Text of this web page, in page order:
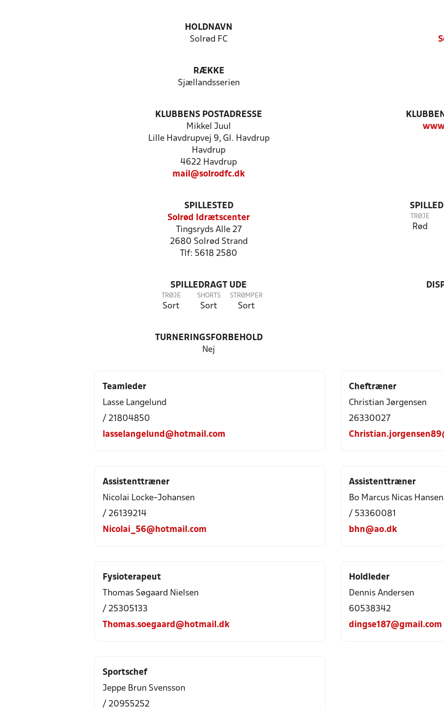
HOLDNAVN
Solrød FC
RÆKKE
Sjællandsserien
KLUBBENS POSTADRESSE
Mikkel Juul
Lille Havdrupvej 9, Gl. Havdrup
Havdrup
4622 Havdrup
mail@solrodfc.dk
SPILLESTED
Solrød Idrætscenter
Tingsryds Alle 27
2680 Solrød Strand
Tlf: 5618 2580
TRØJE
Rød
SPILLEDRAGT UDE
TRØJE
Sort
SHORTS
Sort
STRØMPER
Sort
TURNERINGSFORBEHOLD
Nej
Teamleder
Lasse Langelund
/ 21804850
lasselangelund@hotmail.com
Cheftræner
Christian Jørgensen
26330027
Assistenttræner
Nicolai Locke-Johansen
/ 26139214
Nicolai_56@hotmail.com
Assistenttræner
Bo Marcus Nicas Hansen
/ 53360081
bhn@ao.dk
Fysioterapeut
Thomas Søgaard Nielsen
/ 25305133
Thomas.soegaard@hotmail.dk
Holdleder
Dennis Andersen
60538342
dingse187@gmail.com
Sportschef
Jeppe Brun Svensson
/ 20955252